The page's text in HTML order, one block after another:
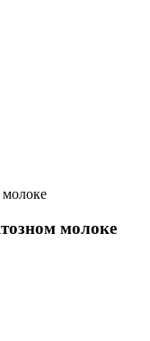
молоке